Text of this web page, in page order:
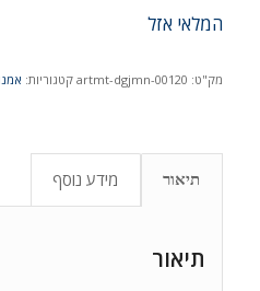
המלאי אזל
מק"ט: artmt-dgjmn-00120 קטגוריות:
תיאור מידע נוסף
תיאור